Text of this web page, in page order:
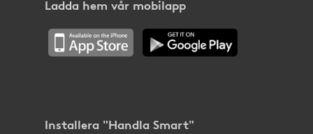
Ladda hem vår mobilapp
Installera "Handla Smart"